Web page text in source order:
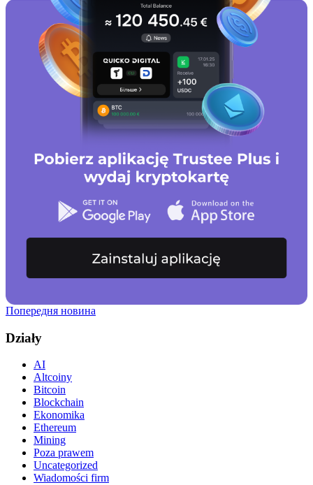
Попередня новина
Działy
AI
Altcoiny
Bitcoin
Blockchain
Ekonomika
Ethereum
Mining
Poza prawem
Uncategorized
Wiadomości firm